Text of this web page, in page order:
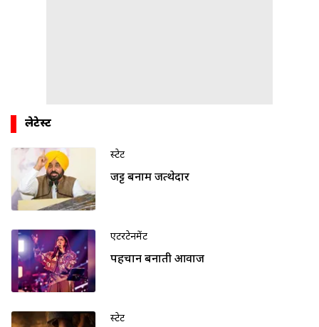
लेटेस्ट
स्टेट
जट्ट बनाम जत्थेदार
एंटरटेनमेंट
पहचान बनाती आवाज
स्टेट